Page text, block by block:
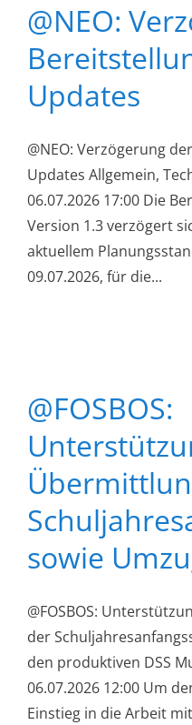
@NEO:
Updates
@NEO: Verzögerung
Updates Allgemein,
06.07.2026 17:00 Die
Version 1.3 verzögert
aktuellem
09.07.2026, für die...
@FOSBOS:
sowie
@FOSBOS:
der
den produktiven DSS
06.07.2026 12:00 Um
Einstieg in die Arbeit